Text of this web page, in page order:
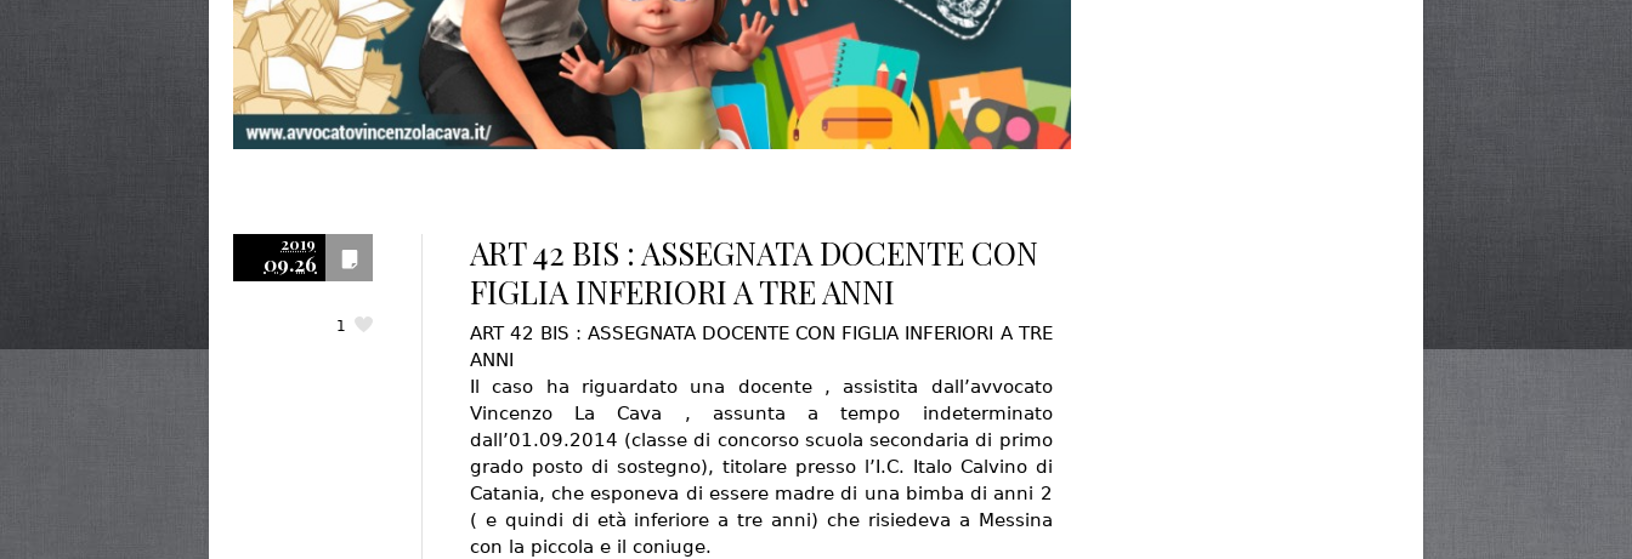
2019
09.26
1
ART 42 BIS : ASSEGNATA DOCENTE CON
FIGLIA INFERIORI A TRE ANNI
ART 42 BIS : ASSEGNATA DOCENTE CON FIGLIA INFERIORI A TRE
ANNI
Il caso ha riguardato una docente , assistita dall’avvocato
Vincenzo La Cava , assunta a tempo indeterminato
dall’01.09.2014 (classe di concorso scuola secondaria di primo
grado posto di sostegno), titolare presso l’I.C. Italo Calvino di
Catania, che esponeva di essere madre di una bimba di anni 2
( e quindi di età inferiore a tre anni) che risiedeva a Messina
con la piccola e il coniuge.